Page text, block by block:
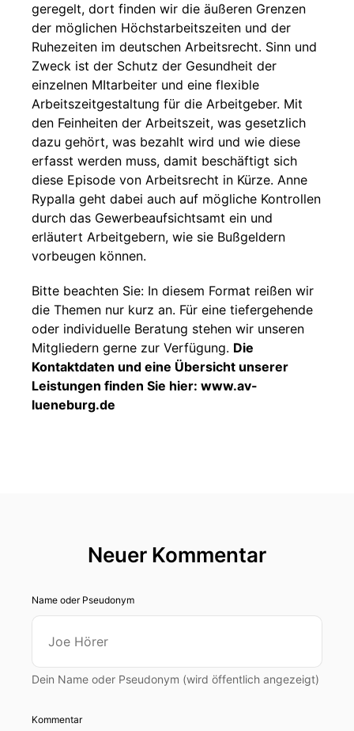
geregelt, dort finden wir die äußeren Grenzen
der möglichen Höchstarbeitszeiten und der
Ruhezeiten im deutschen Arbeitsrecht. Sinn und
Zweck ist der Schutz der Gesundheit der
einzelnen MItarbeiter und eine flexible
Arbeitszeitgestaltung für die Arbeitgeber. Mit
den Feinheiten der Arbeitszeit, was gesetzlich
dazu gehört, was bezahlt wird und wie diese
erfasst werden muss, damit beschäftigt sich
diese Episode von Arbeitsrecht in Kürze. Anne
Rypalla geht dabei auch auf mögliche Kontrollen
durch das Gewerbeaufsichtsamt ein und
erläutert Arbeitgebern, wie sie Bußgeldern
vorbeugen können.
Bitte beachten Sie: In diesem Format reißen wir
die Themen nur kurz an. Für eine tiefergehende
oder individuelle Beratung stehen wir unseren
Mitgliedern gerne zur Verfügung. Die
Kontaktdaten und eine Übersicht unserer
Leistungen finden Sie hier: www.av-
lueneburg.de
Neuer Kommentar
Name oder Pseudonym
Dein Name oder Pseudonym (wird öffentlich angezeigt)
Kommentar